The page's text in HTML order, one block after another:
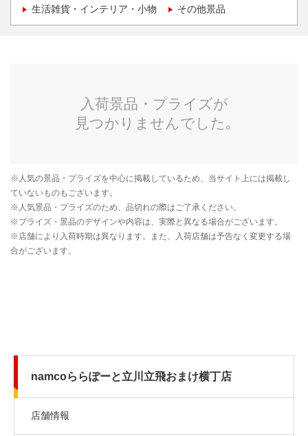
生活雑貨・インテリア・小物 その他景品
namcoららぽーと立川立飛おまけ横丁店
店舗情報